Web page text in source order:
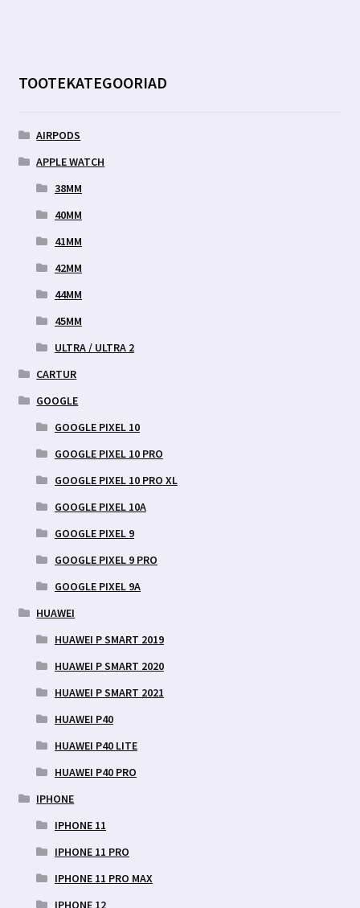
TOOTEKATEGOORIAD
AIRPODS
APPLE WATCH
38MM
40MM
41MM
42MM
44MM
45MM
ULTRA / ULTRA 2
CARTUR
GOOGLE
GOOGLE PIXEL 10
GOOGLE PIXEL 10 PRO
GOOGLE PIXEL 10 PRO XL
GOOGLE PIXEL 10A
GOOGLE PIXEL 9
GOOGLE PIXEL 9 PRO
GOOGLE PIXEL 9A
HUAWEI
HUAWEI P SMART 2019
HUAWEI P SMART 2020
HUAWEI P SMART 2021
HUAWEI P40
HUAWEI P40 LITE
HUAWEI P40 PRO
IPHONE
IPHONE 11
IPHONE 11 PRO
IPHONE 11 PRO MAX